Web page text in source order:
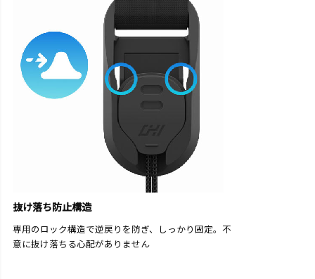
抜け落ち防止構造
専用のロック構造で逆戻りを防ぎ、しっかり固定。不
意に抜け落ちる心配がありません